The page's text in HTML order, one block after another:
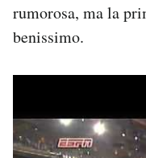
rumorosa, ma la
benissimo.